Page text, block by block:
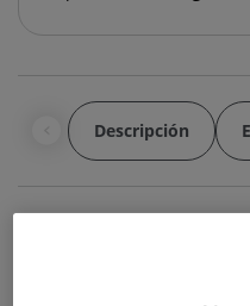
Descripción
Al trabajar en un territorio
Maxilofacial abarca una